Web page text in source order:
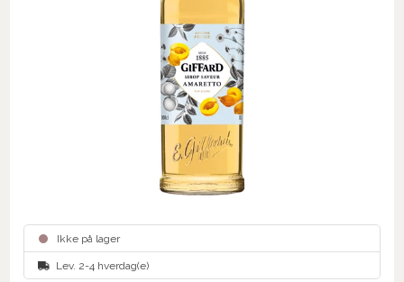
Ikke på lager
Lev. 2-4 hverdag(e)